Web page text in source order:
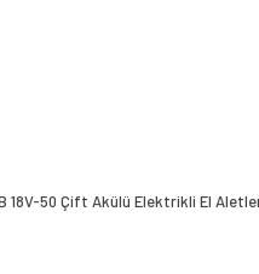
18V-50 Çift Akülü Elektrikli El